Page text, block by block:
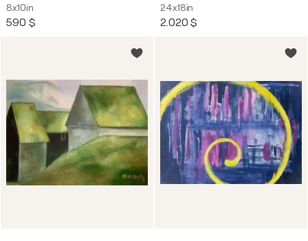
8x10in
590 $
24x18in
2.020 $